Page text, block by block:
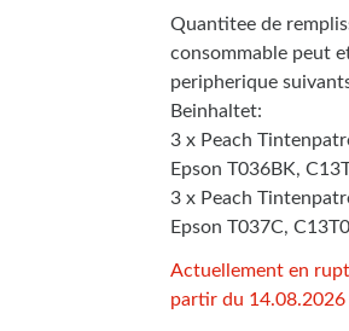
Quantitee de
consommable peut
peripherique
Beinhaltet:
3 x Peach
Epson T036BK,
3 x Peach
Epson T037C,
Actuellement en
partir du